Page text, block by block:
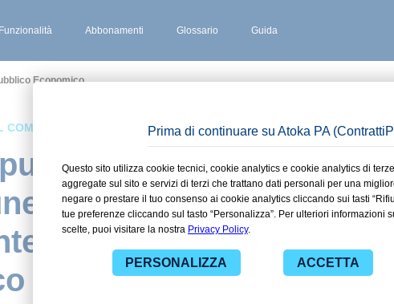
Funzionalità Abbonamenti Glossario Guida
Economico
DI GARLASCO
stipulati
di Garlasco in
pubblico